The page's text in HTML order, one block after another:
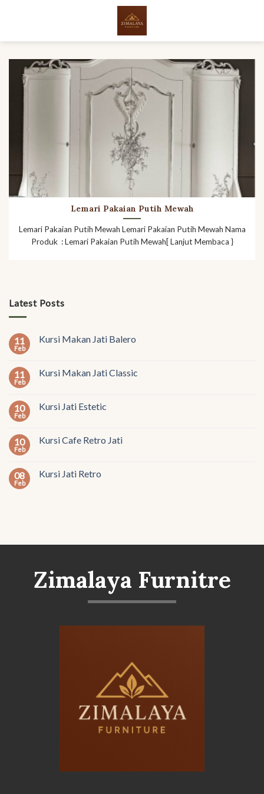
Latest Posts
11
Feb
Kursi Makan Jati Balero
11
Feb
Kursi Makan Jati Classic
10
Feb
Kursi Jati Estetic
10
Feb
Kursi Cafe Retro Jati
08
Feb
Kursi Jati Retro
Lemari Pakaian Putih Mewah
Lemari Pakaian Putih Mewah Lemari Pakaian Putih Mewah Nama
Produk : Lemari Pakaian Putih Mewah[ Lanjut Membaca }
Zimalaya Furnitre